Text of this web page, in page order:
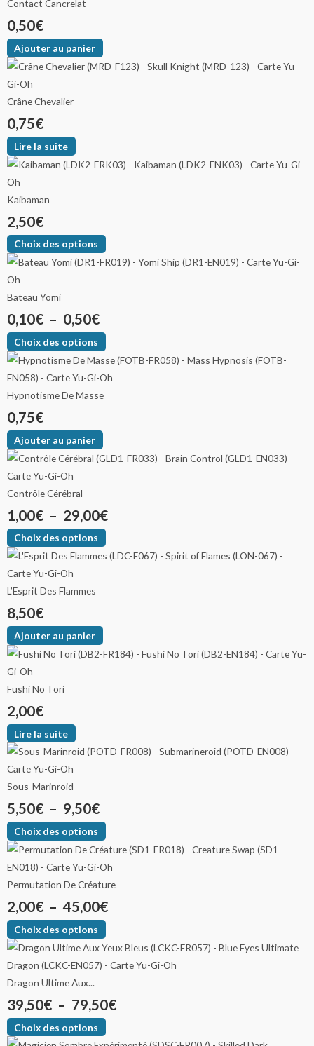
Contact Cancrelat
0,50€
Ajouter au panier
Crâne Chevalier
0,75€
Lire la suite
Kaibaman
2,50€
Choix des options
Bateau Yomi
0,10€ – 0,50€
Choix des options
Hypnotisme De Masse
0,75€
Ajouter au panier
Contrôle Cérébral
1,00€ – 29,00€
Choix des options
L’Esprit Des Flammes
8,50€
Ajouter au panier
Fushi No Tori
2,00€
Lire la suite
Sous-Marinroid
5,50€ – 9,50€
Choix des options
Permutation De Créature
2,00€ – 45,00€
Choix des options
Dragon Ultime Aux...
39,50€ – 79,50€
Choix des options